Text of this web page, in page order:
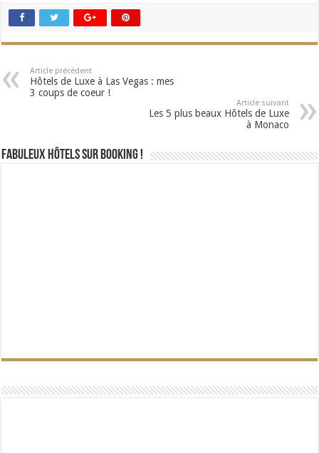
Article précédent
Hôtels de Luxe à Las Vegas : mes
3 coups de coeur !
Article suivant
Les 5 plus beaux Hôtels de Luxe
à Monaco
Fabuleux Hôtels sur Booking !